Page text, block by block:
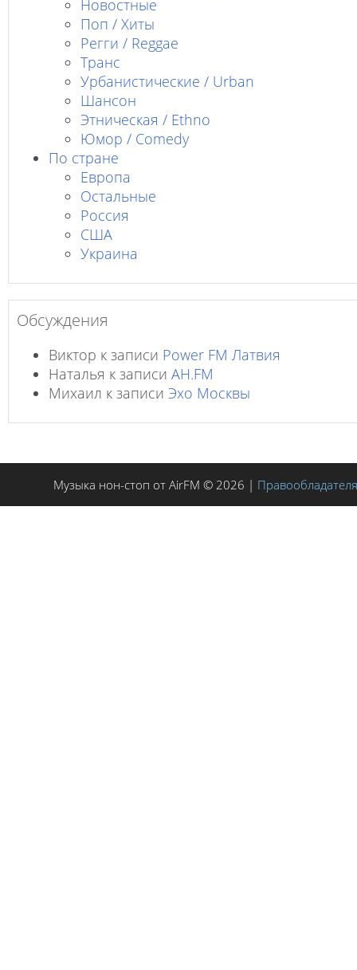
Новостные
Поп / Хиты
Регги / Reggae
Транс
Урбанистические / Urban
Шансон
Этническая / Ethno
Юмор / Comedy
По стране
Европа
Остальные
Россия
США
Украина
Обсуждения
Виктор к записи Power FM Латвия
Наталья к записи AH.FM
Михаил к записи Эхо Москвы
Музыка нон-стоп от AirFM © 2026 |